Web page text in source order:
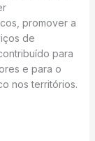
promover a
de
para
e para o
nos territórios.